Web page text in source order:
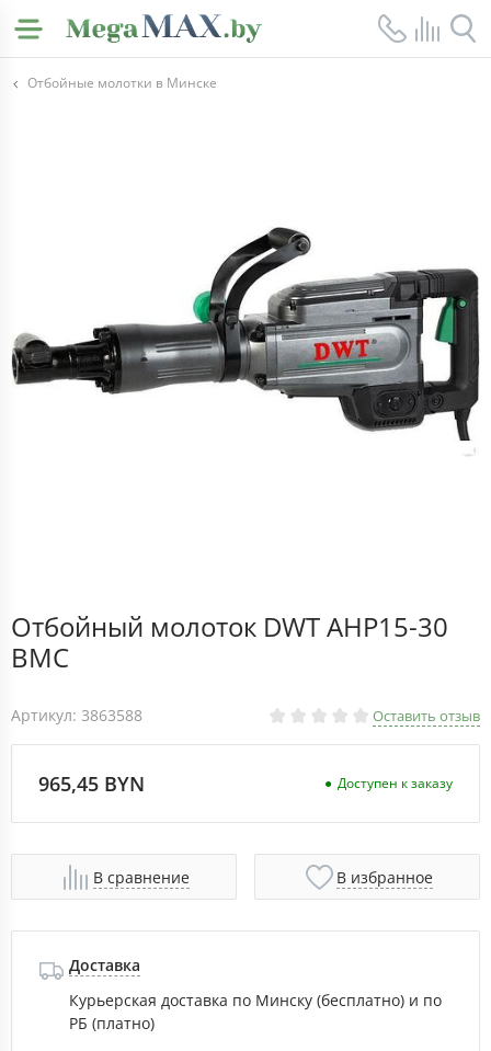
Отбойные молотки в Минске
Отбойный молоток DWT AHP15-30
BMC
Артикул: 3863588 Оставить отзыв
965,45 BYN Доступен к заказу
В сравнение В избранное
Доставка
Курьерская доставка по Минску (бесплатно) и по
РБ (платно)